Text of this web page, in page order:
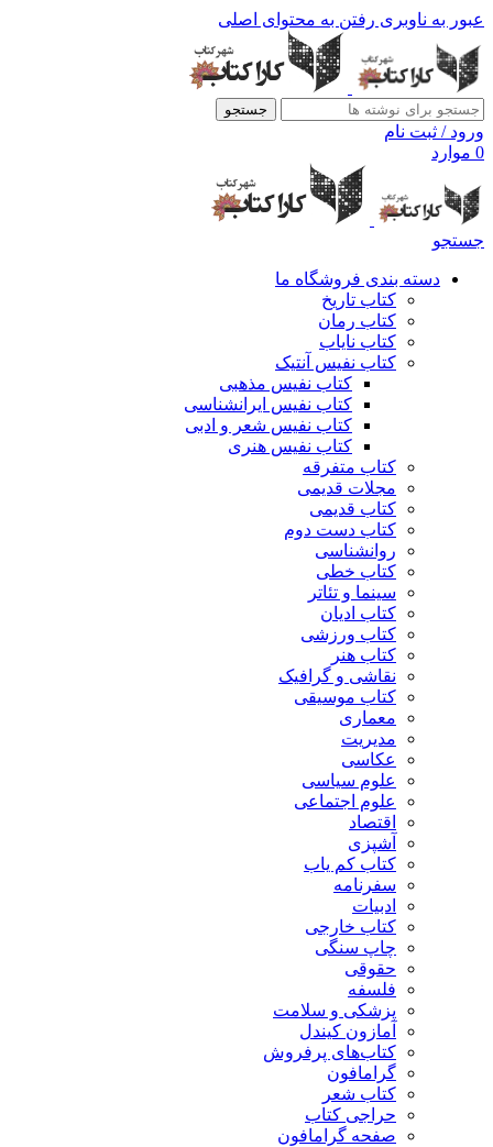
عبور به ناوبری رفتن به محتوای اصلی
جستجو
ورود / ثبت نام
0 موارد
جستجو
دسته بندی فروشگاه ما
کتاب تاریخ
کتاب رمان
کتاب نایاب
کتاب نفیس آنتیک
کتاب نفیس مذهبی
کتاب نفیس ایرانشناسی
کتاب نفیس شعر و ادبی
کتاب نفیس هنری
کتاب متفرقه
مجلات قدیمی
کتاب قدیمی
کتاب دست دوم
روانشناسی
کتاب خطی
سینما و تئاتر
کتاب ادیان
کتاب ورزشی
کتاب هنر
نقاشی و گرافیک
کتاب موسیقی
معماری
مدیریت
عکاسی
علوم سیاسی
علوم اجتماعی
اقتصاد
آشپزی
کتاب کم یاب
سفرنامه
ادبیات
کتاب خارجی
چاپ سنگی
حقوقی
فلسفه
پزشکی و سلامت
آمازون کیندل
کتاب‌های پرفروش
گرامافون
کتاب شعر
حراجی کتاب
صفحه گرامافون